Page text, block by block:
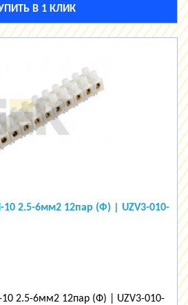
В 1 КЛИК
2.5-6мм2 12пар (Ф) | UZV3-010-
2.5-6мм2 12пар (Ф) | UZV3-010-